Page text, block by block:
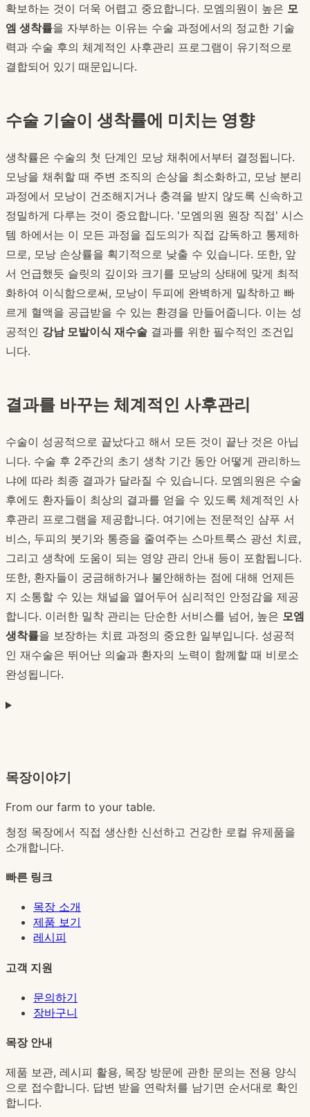
확보하는 것이 더욱 어렵고 중요합니다. 모엠의원이 높은 모
엠 생착률을 자부하는 이유는 수술 과정에서의 정교한 기술
력과 수술 후의 체계적인 사후관리 프로그램이 유기적으로
결합되어 있기 때문입니다.
수술 기술이 생착률에 미치는 영향
생착률은 수술의 첫 단계인 모낭 채취에서부터 결정됩니다.
모낭을 채취할 때 주변 조직의 손상을 최소화하고, 모낭 분리
과정에서 모낭이 건조해지거나 충격을 받지 않도록 신속하고
정밀하게 다루는 것이 중요합니다. '모엠의원 원장 직접' 시스
템 하에서는 이 모든 과정을 집도의가 직접 감독하고 통제하
므로, 모낭 손상률을 획기적으로 낮출 수 있습니다. 또한, 앞
서 언급했듯 슬릿의 깊이와 크기를 모낭의 상태에 맞게 최적
화하여 이식함으로써, 모낭이 두피에 완벽하게 밀착하고 빠
르게 혈액을 공급받을 수 있는 환경을 만들어줍니다. 이는 성
공적인 강남 모발이식 재수술 결과를 위한 필수적인 조건입
니다.
결과를 바꾸는 체계적인 사후관리
수술이 성공적으로 끝났다고 해서 모든 것이 끝난 것은 아닙
니다. 수술 후 2주간의 초기 생착 기간 동안 어떻게 관리하느
냐에 따라 최종 결과가 달라질 수 있습니다. 모엠의원은 수술
후에도 환자들이 최상의 결과를 얻을 수 있도록 체계적인 사
후관리 프로그램을 제공합니다. 여기에는 전문적인 샴푸 서
비스, 두피의 붓기와 통증을 줄여주는 스마트룩스 광선 치료,
그리고 생착에 도움이 되는 영양 관리 안내 등이 포함됩니다.
또한, 환자들이 궁금해하거나 불안해하는 점에 대해 언제든
지 소통할 수 있는 채널을 열어두어 심리적인 안정감을 제공
합니다. 이러한 밀착 관리는 단순한 서비스를 넘어, 높은 모엠
생착률을 보장하는 치료 과정의 중요한 일부입니다. 성공적
인 재수술은 뛰어난 의술과 환자의 노력이 함께할 때 비로소
완성됩니다.
목장이야기
From our farm to your table.
청정 목장에서 직접 생산한 신선하고 건강한 로컬 유제품을
소개합니다.
빠른 링크
목장 소개
제품 보기
레시피
고객 지원
문의하기
장바구니
목장 안내
제품 보관, 레시피 활용, 목장 방문에 관한 문의는 전용 양식
으로 접수합니다. 답변 받을 연락처를 남기면 순서대로 확인
합니다.